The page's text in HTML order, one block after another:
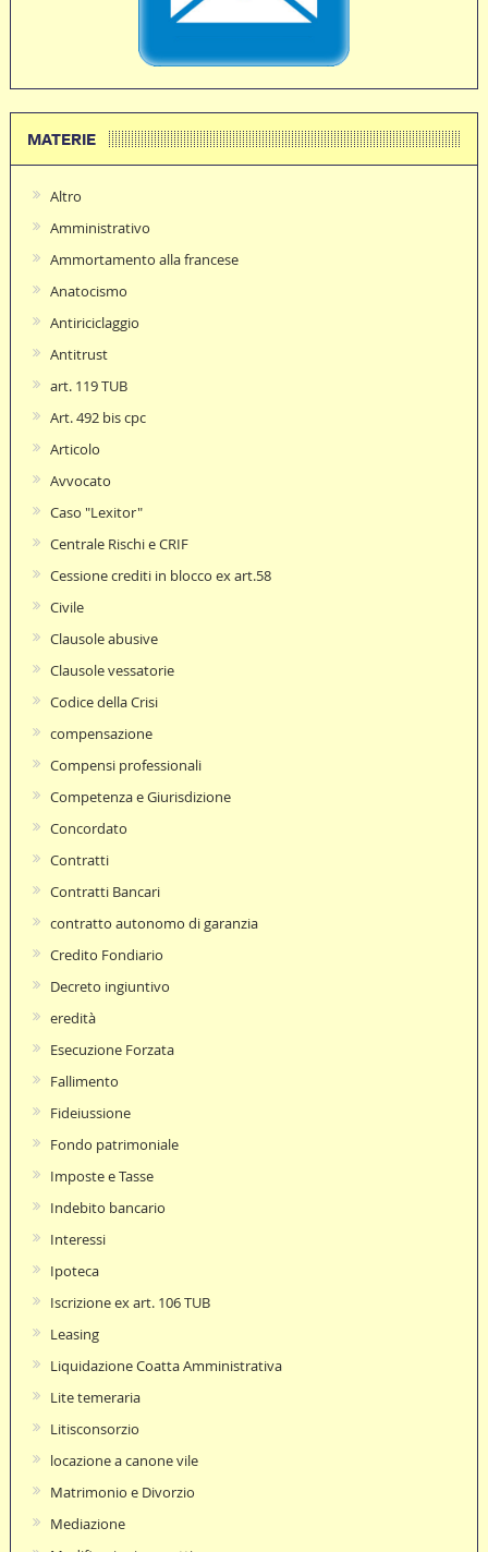
MATERIE
Altro
Amministrativo
Ammortamento alla francese
Anatocismo
Antiriciclaggio
Antitrust
art. 119 TUB
Art. 492 bis cpc
Articolo
Avvocato
Caso "Lexitor"
Centrale Rischi e CRIF
Cessione crediti in blocco ex art.58
Civile
Clausole abusive
Clausole vessatorie
Codice della Crisi
compensazione
Compensi professionali
Competenza e Giurisdizione
Concordato
Contratti
Contratti Bancari
contratto autonomo di garanzia
Credito Fondiario
Decreto ingiuntivo
eredità
Esecuzione Forzata
Fallimento
Fideiussione
Fondo patrimoniale
Imposte e Tasse
Indebito bancario
Interessi
Ipoteca
Iscrizione ex art. 106 TUB
Leasing
Liquidazione Coatta Amministrativa
Lite temeraria
Litisconsorzio
locazione a canone vile
Matrimonio e Divorzio
Mediazione